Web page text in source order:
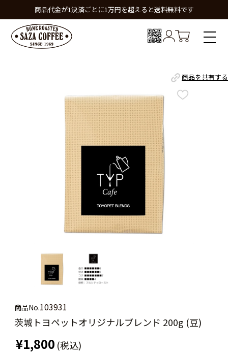
商品代金が1決済ごとに1万円を超えると送料無料です
商品を共有する
商品No.103931
茨城トヨペットオリジナルブレンド 200g (豆)
¥1,800 (税込)